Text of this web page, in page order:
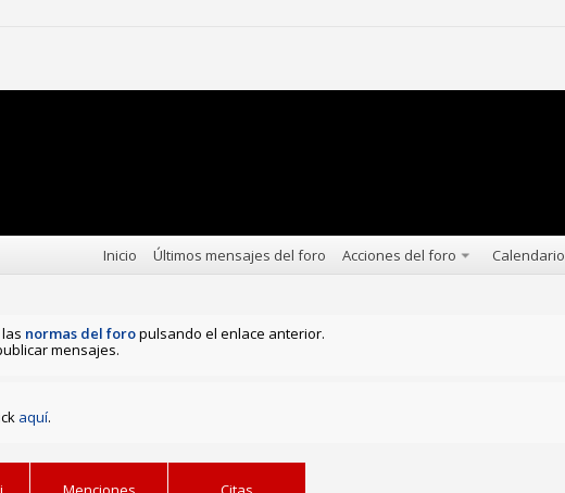
Inicio Últimos mensajes del foro Acciones del foro Calendario
normas del foropulsando el enlace anterior.
mensajes.
aquí.